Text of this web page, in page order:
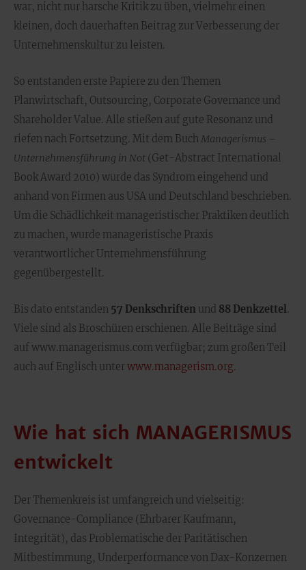
war, nicht nur harsche Kritik zu üben, vielmehr einen
kleinen, doch dauerhaften Beitrag zur Verbesserung der
Unternehmenskultur zu leisten.
So entstanden erste Papiere zu den Themen
Planwirtschaft, Outsourcing, Corporate Governance und
Shareholder Value. Alle stießen auf gute Resonanz und
riefen nach Fortsetzung. Mit dem Buch Managerismus –
Unternehmensführung in Not (Get-Abstract International
Book Award 2010) wurde das Syndrom eingehend und
anhand von Firmen aus USA und Deutschland beschrieben.
Um die Schädlichkeit manageristischer Praktiken deutlich
zu machen‚ wurde manageristische Praxis
verantwortlicher Unternehmensführung
gegenübergestellt.
Bis dato entstanden 57 Denkschriften und 88 Denkzettel.
Viele sind als Broschüren erschienen. Alle Beiträge sind
auf www.managerismus.com verfügbar; zum großen Teil
auch auf Englisch unterwww.managerism.org.
Wie hat sich MANAGERISMUS
entwickelt
Der Themenkreis ist umfangreich und vielseitig:
Governance-Compliance (Ehrbarer Kaufmann,
Integrität), das Problematische der Paritätischen
Mitbestimmung, Underperformance von Dax-Konzernen